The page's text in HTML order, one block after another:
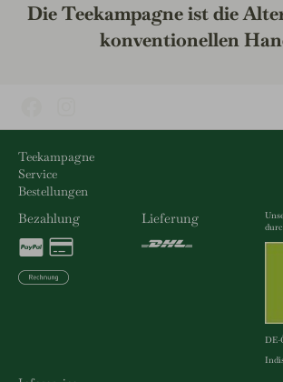
Die Teekampagne ist die
konventionellen
Teekampagne
Service
Bestellungen
Bezahlung
Lieferung
DE-